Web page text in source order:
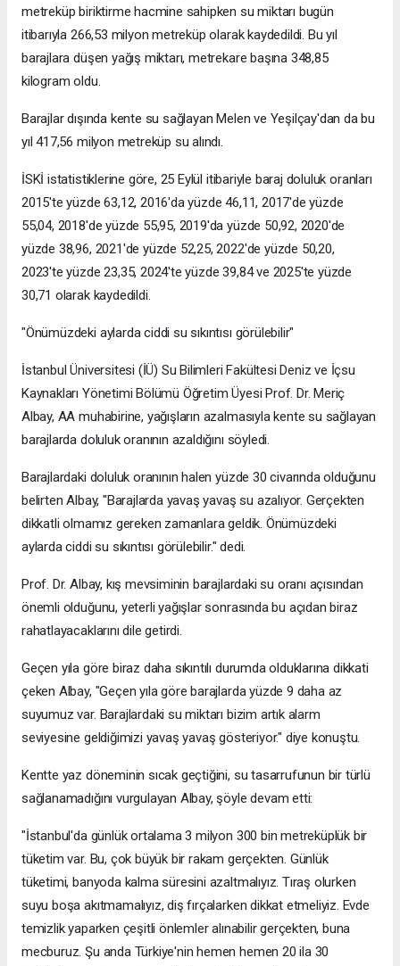
metreküp biriktirme hacmine sahipken su miktarı bugün
itibarıyla 266,53 milyon metreküp olarak kaydedildi. Bu yıl
barajlara düşen yağış miktarı, metrekare başına 348,85
kilogram oldu.
Barajlar dışında kente su sağlayan Melen ve Yeşilçay'dan da bu
yıl 417,56 milyon metreküp su alındı.
İSKİ istatistiklerine göre, 25 Eylül itibariyle baraj doluluk oranları
2015'te yüzde 63,12, 2016'da yüzde 46,11, 2017'de yüzde
55,04, 2018'de yüzde 55,95, 2019'da yüzde 50,92, 2020'de
yüzde 38,96, 2021'de yüzde 52,25, 2022'de yüzde 50,20,
2023'te yüzde 23,35, 2024'te yüzde 39,84 ve 2025'te yüzde
30,71 olarak kaydedildi.
"Önümüzdeki aylarda ciddi su sıkıntısı görülebilir"
İstanbul Üniversitesi (İÜ) Su Bilimleri Fakültesi Deniz ve İçsu
Kaynakları Yönetimi Bölümü Öğretim Üyesi Prof. Dr. Meriç
Albay, AA muhabirine, yağışların azalmasıyla kente su sağlayan
barajlarda doluluk oranının azaldığını söyledi.
Barajlardaki doluluk oranının halen yüzde 30 civarında olduğunu
belirten Albay, "Barajlarda yavaş yavaş su azalıyor. Gerçekten
dikkatli olmamız gereken zamanlara geldik. Önümüzdeki
aylarda ciddi su sıkıntısı görülebilir." dedi.
Prof. Dr. Albay, kış mevsiminin barajlardaki su oranı açısından
önemli olduğunu, yeterli yağışlar sonrasında bu açıdan biraz
rahatlayacaklarını dile getirdi.
Geçen yıla göre biraz daha sıkıntılı durumda olduklarına dikkati
çeken Albay, "Geçen yıla göre barajlarda yüzde 9 daha az
suyumuz var. Barajlardaki su miktarı bizim artık alarm
seviyesine geldiğimizi yavaş yavaş gösteriyor." diye konuştu.
Kentte yaz döneminin sıcak geçtiğini, su tasarrufunun bir türlü
sağlanamadığını vurgulayan Albay, şöyle devam etti:
"İstanbul'da günlük ortalama 3 milyon 300 bin metreküplük bir
tüketim var. Bu, çok büyük bir rakam gerçekten. Günlük
tüketimi, banyoda kalma süresini azaltmalıyız. Tıraş olurken
suyu boşa akıtmamalıyız, diş fırçalarken dikkat etmeliyiz. Evde
temizlik yaparken çeşitli önlemler alınabilir gerçekten, buna
mecburuz. Şu anda Türkiye'nin hemen hemen 20 ila 30